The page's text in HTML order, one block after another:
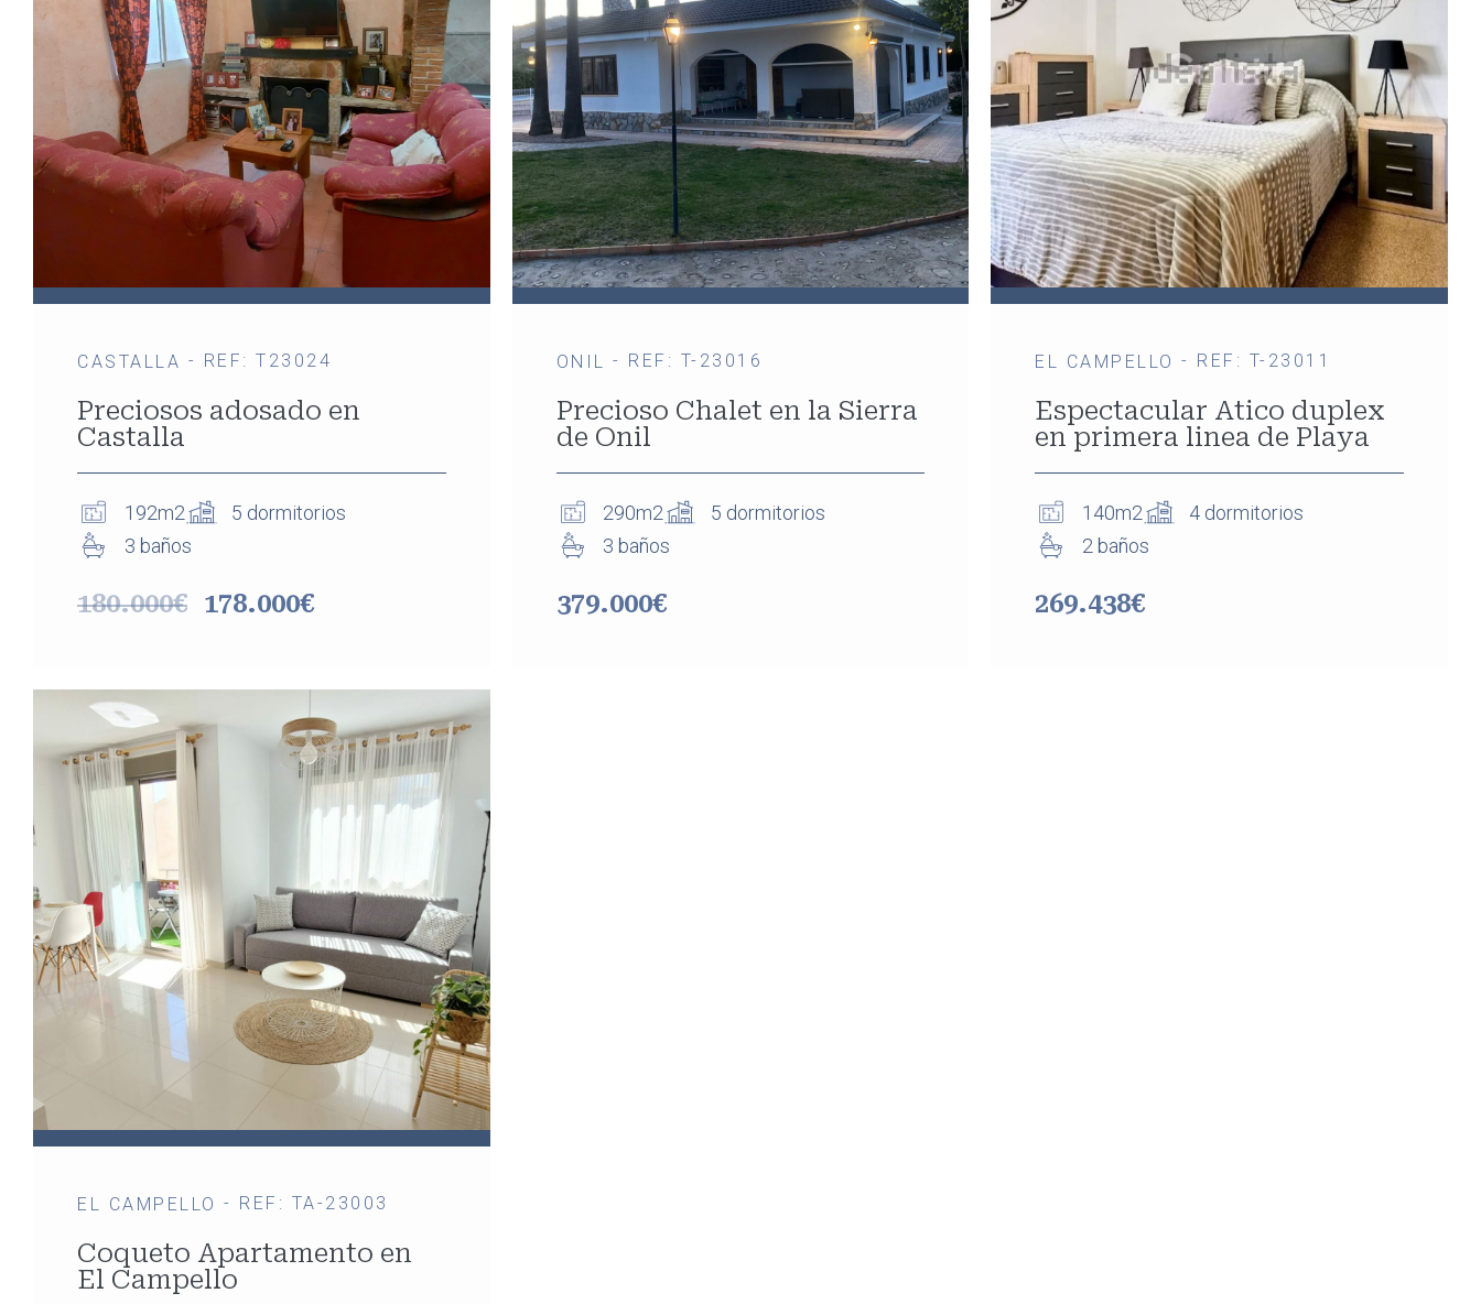
CASTALLA - REF: T23024
Preciosos adosado en
Castalla
192m2
5 dormitorios
3 baños
180.000€ 178.000€
ONIL - REF: T-23016
Precioso Chalet en la Sierra
de Onil
290m2
5 dormitorios
3 baños
379.000€
EL CAMPELLO - REF: T-23011
Espectacular Atico duplex
en primera linea de Playa
140m2
4 dormitorios
2 baños
269.438€
EL CAMPELLO - REF: TA-23003
Coqueto Apartamento en
El Campello